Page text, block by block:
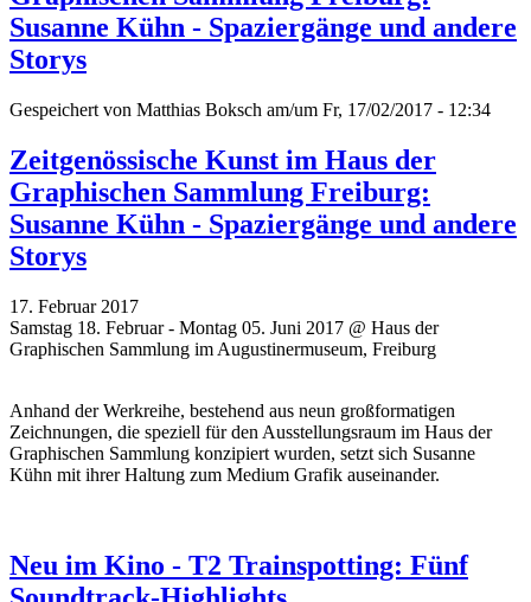
Susanne Kühn - Spaziergänge und andere
Storys
Gespeichert von Matthias Boksch am/um Fr, 17/02/2017 - 12:34
Zeitgenössische Kunst im Haus der
Graphischen Sammlung Freiburg:
Susanne Kühn - Spaziergänge und andere
Storys
17. Februar 2017
Samstag 18. Februar - Montag 05. Juni 2017 @ Haus der
Graphischen Sammlung im Augustinermuseum, Freiburg
Anhand der Werkreihe, bestehend aus neun großformatigen
Zeichnungen, die speziell für den Ausstellungsraum im Haus der
Graphischen Sammlung konzipiert wurden, setzt sich Susanne
Kühn mit ihrer Haltung zum Medium Grafik auseinander.
Neu im Kino - T2 Trainspotting: Fünf